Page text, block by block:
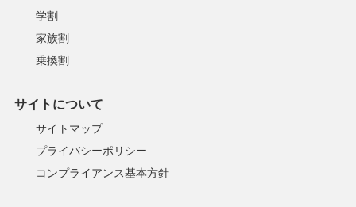
学割
家族割
乗換割
サイトについて
サイトマップ
プライバシーポリシー
コンプライアンス基本方針